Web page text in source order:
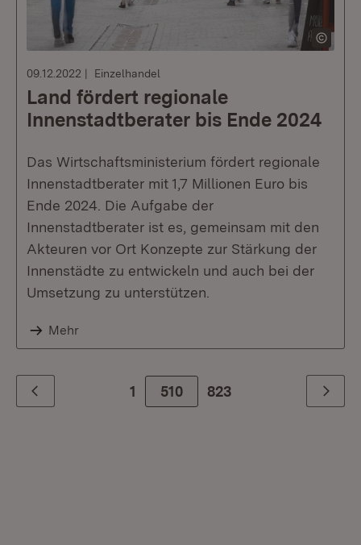
09.12.2022 Einzelhandel
Land fördert regionale
Innenstadtberater bis Ende 2024
Das Wirtschaftsministerium fördert regionale
Innenstadtberater mit 1,7 Millionen Euro bis
Ende 2024. Die Aufgabe der
Innenstadtberater ist es, gemeinsam mit den
Akteuren vor Ort Konzepte zur Stärkung der
Innenstädte zu entwickeln und auch bei der
Umsetzung zu unterstützen.
Mehr
Zurück 1 510 Zur letzte Seite
823 Weiter